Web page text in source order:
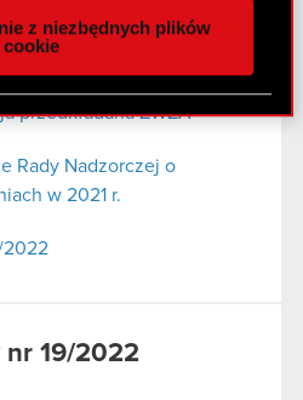
partnerom
te informacje z innymi
Ciebie lub uzyskanymi
usług. Kontynuując
zgadasz się na
z niezbędnych plików
cookie
ZWZA
przedkładana ZWZA
Rady Nadzorczej o
w 2021 r.
2022
nr 19/2022